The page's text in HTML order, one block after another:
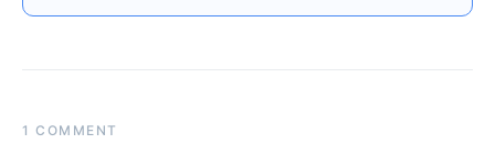
1 COMMENT